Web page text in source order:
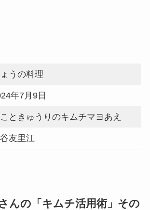
うの料理
年7月9日
ときゅうりのキムチマヨあえ
友里江
んの「キムチ活用術」その